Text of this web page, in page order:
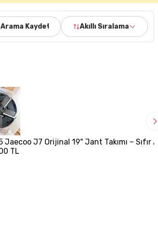
Arama Kaydet Akıllı Sıralama
Jaecoo J7 Orijinal 19" Jant Takımı – Sıfır
TL